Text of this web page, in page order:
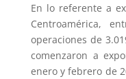
En lo referente a
Centroamérica,
operaciones de
comenzaron a
enero y febrero de